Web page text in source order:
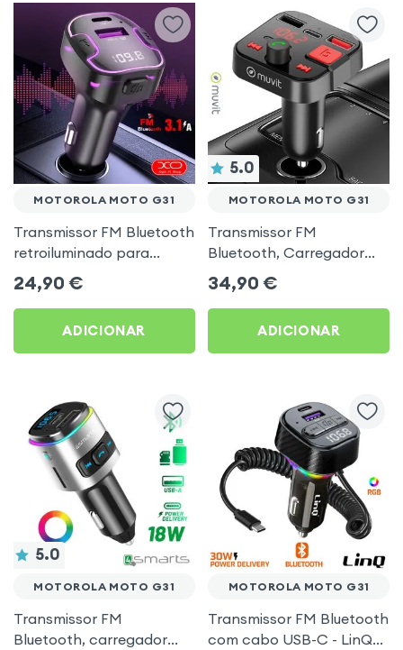
MOTOROLA MOTO G31
Transmissor FM Bluetooth
retroiluminado para
automóvel com
carregamento USB C
Preto
24,90 €
ADICIONAR
5.0
MOTOROLA MOTO G31
Transmissor FM
Bluetooth, Carregador
para automóvel Muvit
Preto para Motorola
Moto G31
34,90 €
ADICIONAR
5.0
MOTOROLA MOTO G31
Transmissor FM
Bluetooth, carregador
MOTOROLA MOTO G31
Transmissor FM Bluetooth
com cabo USB-C - LinQ